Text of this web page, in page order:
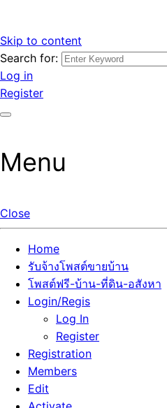
Skip to content
รับจ้างโพสต์ขายบ้านราคาถูก รับโ
หา โพสต์คุณภาพ ราคาคุ้มค่า แตก
เว็บไซต์ รับจ้างโพสต์ขายบ้านราค
ขายบ้าน รับโพสต์ที่ดิน อสังหา เน้
เกิ้ลหน้าแรกทุกโพสต์ได้จริง ที่เดียว
Search for:
Log in
Register
Menu
Close
Home
รับจ้างโพสต์ขายบ้าน
โพสต์ฟรี-บ้าน-ที่ดิน-อสังหา
Login/Regis
Log In
Register
Registration
Members
Edit